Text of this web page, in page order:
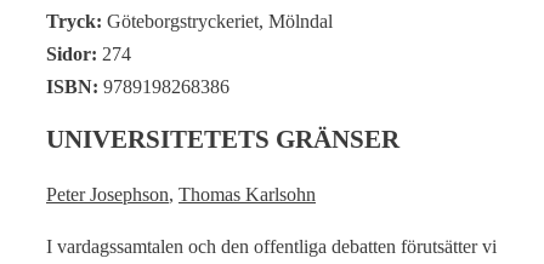
Tryck: Göteborgstryckeriet, Mölndal
Sidor: 274
ISBN: 9789198268386
UNIVERSITETETS GRÄNSER
Peter Josephson, Thomas Karlsohn
I vardagssamtalen och den offentliga debatten förutsätter vi